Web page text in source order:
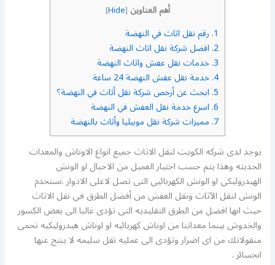
أهم العناوين [
Hide
]
1. رقم نقل اثاث في النهضة
2. افضل شركة نقل اثاث النهضة
3. خدمات نقل عفش واثاث النهضة
4. خدمة نقل عفش النهضة 24 ساعة
5. ابحث عن أرخص شركة نقل أثاث في النهضة؟
6. اسرع خدمة نقل العفش في النهضة
7. مميزات شركة نقل موبيليا وأثاث بالنهضة
يوجد لدى شركه الكويت لنقل الاثاث جميع انواع الاوناش والمعدات
الحديثه وهذا يتم حسب اختيار العميل من الاحبال او الونش
الهيدروليكي او الونش الكهربائيي التى تصل لاعلى الادوار .نستخدم
الونش لنقل الآثاث ونقل العفش من أفضل الطرق في نقل الاثاث
حيث انها افضل من الطرق التقليديه التى تؤدى غالبا الى بعض الكسور
والخدوش بينما معداتنا من اوناش كهربائيه او اوناش هيدروليكيه تحمى
منقولاتك من اى اضرار وتؤدى الى عمليه نقل سليمه لا ينتج عنها
اىخسائر .